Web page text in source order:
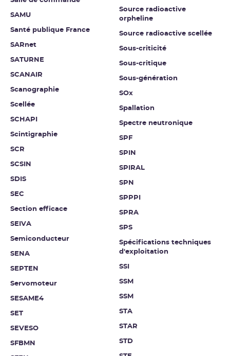
SAMU
Santé publique France
SARnet
SATURNE
SCANAIR
Scanographie
Scellée
SCHAPI
Scintigraphie
SCR
SCSIN
SDIS
SEC
Section efficace
SEIVA
Semiconducteur
SENA
SEPTEN
Servomoteur
SESAME4
SET
SEVESO
SFBMN
Source radioactive
orpheline
Source radioactive scellée
Sous-criticité
Sous-critique
Sous-génération
SOx
Spallation
Spectre neutronique
SPF
SPIN
SPIRAL
SPN
SPPPI
SPRA
SPS
Spécifications techniques
d'exploitation
SSI
SSM
SSM
STA
STAR
STD